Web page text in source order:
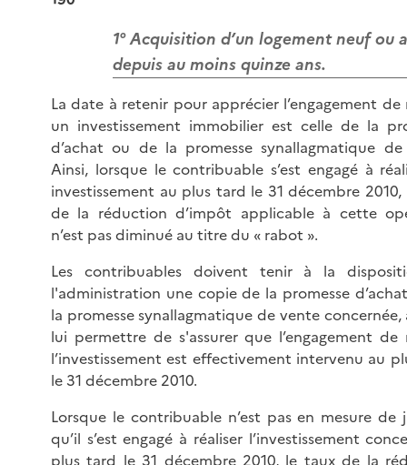
1° Acquisition d’un logement neuf ou
depuis au moins quinze ans.
La date à retenir pour apprécier l’engagement de
un investissement immobilier est celle de la
d’achat ou de la promesse synallagmatique
Ainsi, lorsque le contribuable s’est engagé à
investissement au plus tard le 31 décembre
de la réduction d’impôt applicable à cette
n’est pas diminué au titre du « rabot ».
Les contribuables doivent tenir à la
l'administration une copie de la promesse
la promesse synallagmatique de vente
lui permettre de s'assurer que l’engagement de
l’investissement est effectivement intervenu au
le 31 décembre 2010.
Lorsque le contribuable n’est pas en mesure de
qu’il s’est engagé à réaliser l’investissement
plus tard le 31 décembre 2010, le taux de la